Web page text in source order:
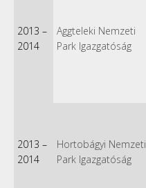
2013 –
2014
Aggteleki Nemzeti
Park Igazgatóság
2013 –
2014
Hortobágyi Nemzeti
Park Igazgatóság